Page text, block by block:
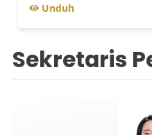
Anggaran Dasar
Rapat Umum
Rapat Dewan
Unduh
Sekretaris